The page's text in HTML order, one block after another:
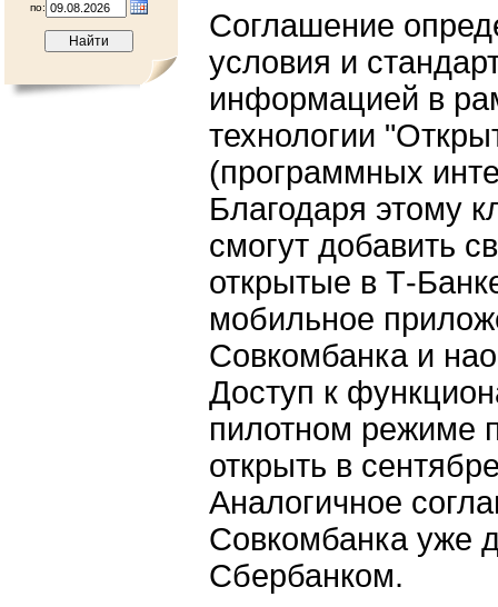
по:
Соглашение
условия и
информацией в
технологии
(программных
Благодаря этому
смогут добавить
открытые в Т-
мобильное
Совкомбанка и
Доступ к
пилотном режиме
открыть в
Аналогичное
Совкомбанка уже
Сбербанком.